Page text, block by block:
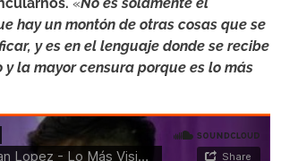
hay un montón de otras cosas que se
y es en el lenguaje donde se recibe
la mayor censura porque es lo más